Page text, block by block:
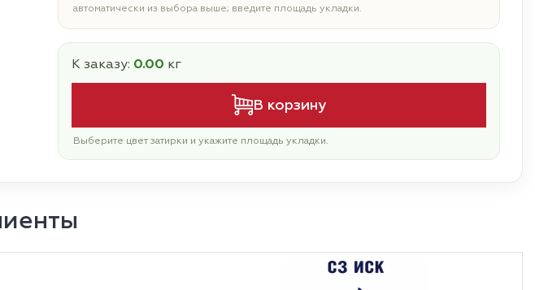
автоматически из выбора выше; введите площадь укладки.
К заказу: 0.00 кг
В корзину
Выберите цвет затирки и укажите площадь укладки.